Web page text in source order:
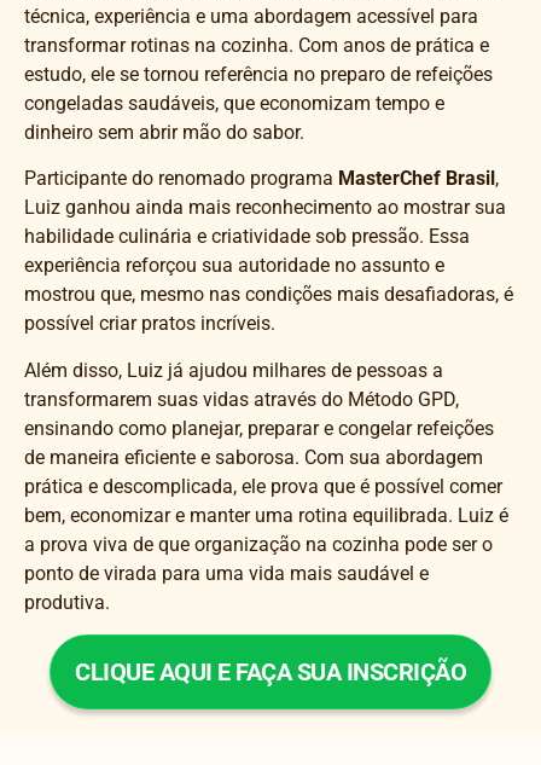
técnica, experiência e uma abordagem acessível para
transformar rotinas na cozinha. Com anos de prática e
estudo, ele se tornou referência no preparo de refeições
congeladas saudáveis, que economizam tempo e
dinheiro sem abrir mão do sabor.
Participante do renomado programa MasterChef Brasil ,
Luiz ganhou ainda mais reconhecimento ao mostrar sua
habilidade culinária e criatividade sob pressão. Essa
experiência reforçou sua autoridade no assunto e
mostrou que, mesmo nas condições mais desafiadoras, é
possível criar pratos incríveis.
Além disso, Luiz já ajudou milhares de pessoas a
transformarem suas vidas através do Método GPD,
ensinando como planejar, preparar e congelar refeições
de maneira eficiente e saborosa. Com sua abordagem
prática e descomplicada, ele prova que é possível comer
bem, economizar e manter uma rotina equilibrada. Luiz é
a prova viva de que organização na cozinha pode ser o
ponto de virada para uma vida mais saudável e
produtiva.
CLIQUE AQUI E FAÇA SUA INSCRIÇÃO